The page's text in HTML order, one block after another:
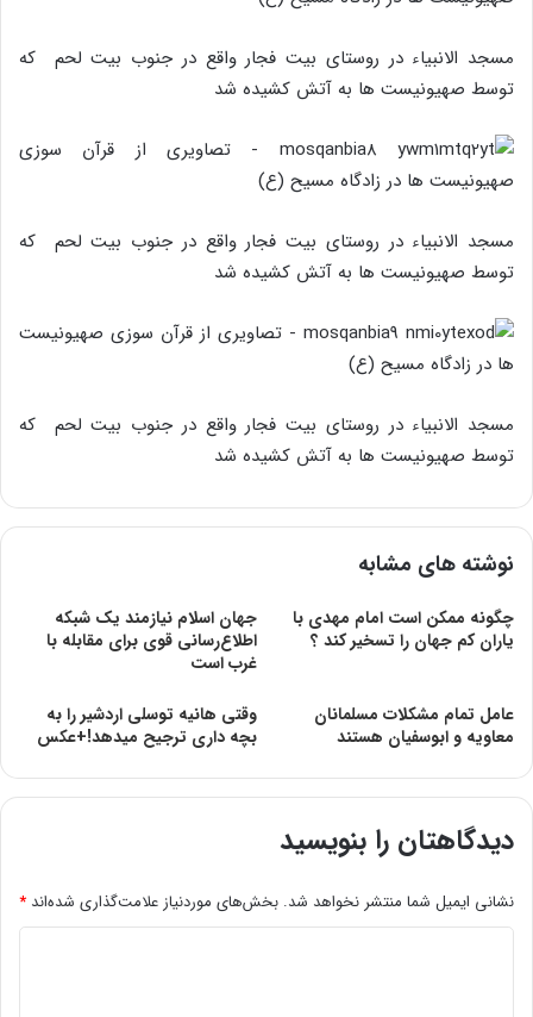
مسجد الانبیاء در روستای بیت فجار واقع در جنوب بیت لحم که
توسط صهیونیست ها به آتش کشیده شد
مسجد الانبیاء در روستای بیت فجار واقع در جنوب بیت لحم که
توسط صهیونیست ها به آتش کشیده شد
مسجد الانبیاء در روستای بیت فجار واقع در جنوب بیت لحم که
توسط صهیونیست ها به آتش کشیده شد
نوشته های مشابه
چگونه ممکن است امام مهدی با
یاران کم جهان را تسخیر کند ؟
جهان اسلام نیازمند یک شبکه
اطلاع‌رسانی قوی برای مقابله با
غرب است
عامل تمام مشکلات مسلمانان
معاویه و ابوسفیان هستند
وقتی هانیه توسلی اردشیر را به
بچه داری ترجیح میدهد!+عکس
دیدگاهتان را بنویسید
نشانی ایمیل شما منتشر نخواهد شد. بخش‌های موردنیاز علامت‌گذاری شده‌اند *